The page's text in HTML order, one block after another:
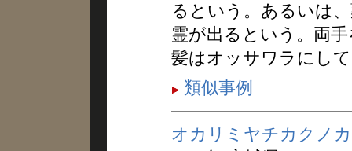
るという。あるいは
霊が出るという。両
髪はオッサワラにし
類似事例
オカリミヤチカクノ